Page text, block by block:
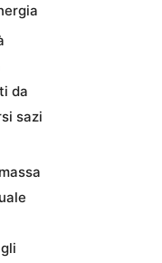
da
sazi